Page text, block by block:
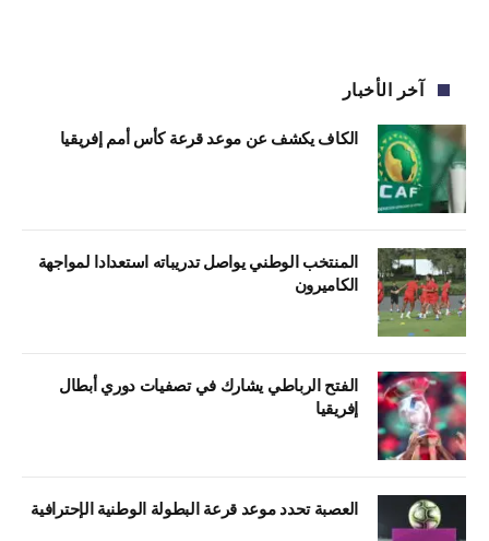
آخر الأخبار
الكاف يكشف عن موعد قرعة كأس أمم إفريقيا
المنتخب الوطني يواصل تدريباته استعدادا لمواجهة
الكاميرون
الفتح الرباطي يشارك في تصفيات دوري أبطال
إفريقيا
العصبة تحدد موعد قرعة البطولة الوطنية الإحترافية